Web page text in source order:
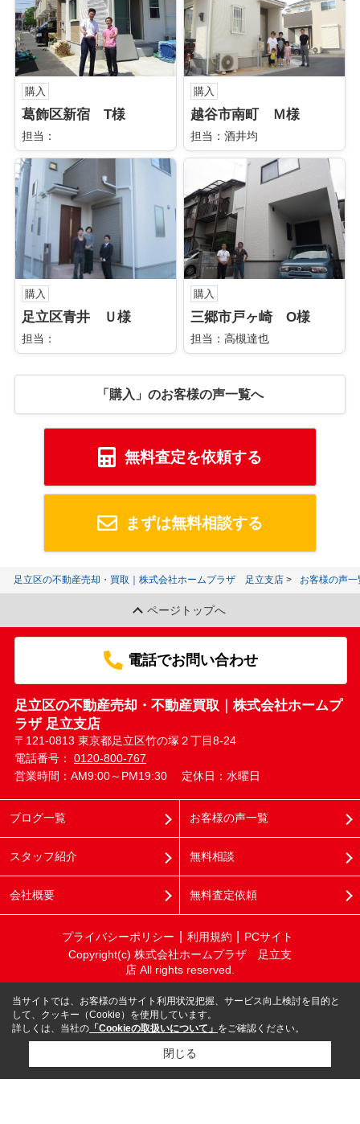
購入
葛飾区新宿 T様
担当：
購入
越谷市南町 Ｍ様
担当：酒井均
購入
足立区青井 Ｕ様
担当：
購入
三郷市戸ヶ崎 O様
担当：高槻達也
「購入」のお客様の声一覧へ
無料査定を依頼する
まずは無料相談する
足立区の不動産売却・買取｜株式会社ホームプラザ 足立支店 お客様の声一
ページトップへ
電話でお問い合わせ
足立区の不動産売却・不動産買取｜株式会社ホームプ
ラザ 足立支店
〒121-0813 東京都足立区竹の塚２丁目8-24
電話番号： 0120-800-767
営業時間：AM9:00～PM19:30
定休日：水曜日
ブログ一覧
スタッフ紹介
会社概要
お客様の声一覧
無料相談
無料査定依頼
プライバシーポリシー 利用規約
PCサイト
Copyright(c) 株式会社ホームプラザ 足立支
店 All rights reserved.
当サイトでは、お客様の当サイト利用状況把握、サービス向上検討を目的と
して、クッキー（Cookie）を使用しています。
詳しくは、当社の 「Cookieの取扱いについて」 をご確認ください。
閉じる